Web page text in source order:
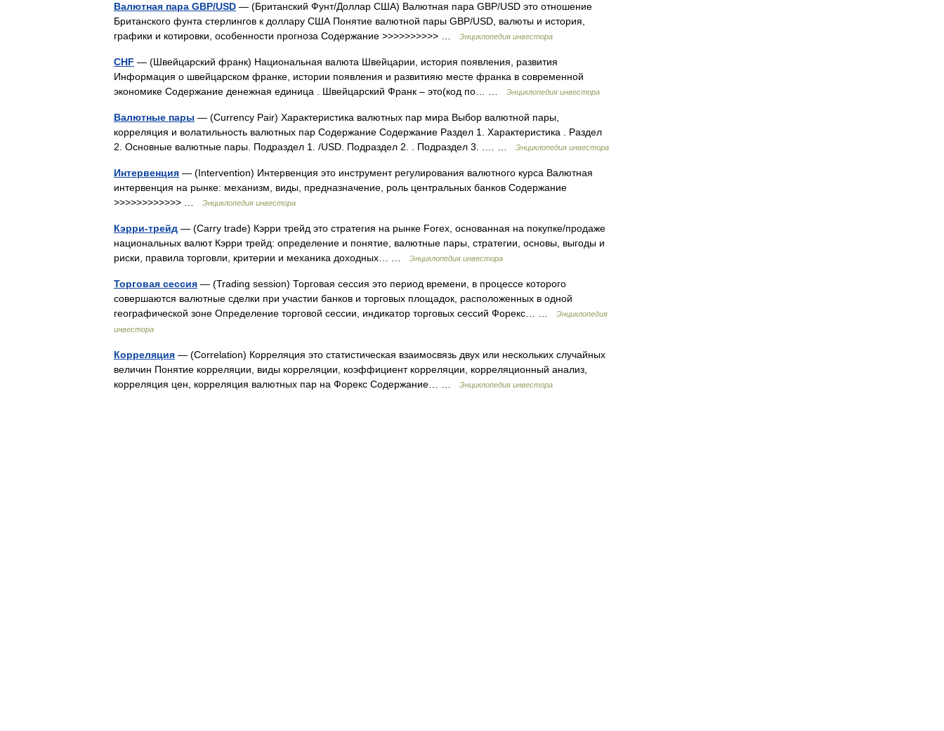
Валютная пара GBP/USD — (Британский Фунт/Доллар США) Валютная пара GBP/USD это отношение
Британского фунта стерлингов к доллару США Понятие валютной пары GBP/USD, валюты и история,
графики и котировки, особенности прогноза Содержание >>>>>>>>>> …
Энциклопедия инвестора
CHF — (Швейцарский франк) Национальная валюта Швейцарии, история появления, развития
Информация о швейцарском франке, истории появления и развитияю месте франка в современной
экономике Содержание денежная единица . Швейцарский Франк – это(код по… …
Энциклопедия инвестора
Валютные пары — (Currency Pair) Характеристика валютных пар мира Выбор валютной пары,
корреляция и волатильность валютных пар Содержание Содержание Раздел 1. Характеристика . Раздел
2. Основные валютные пары. Подраздел 1. /USD. Подраздел 2. . Подраздел 3. .… …
Энциклопедия инвестора
Интервенция — (Intervention) Интервенция это инструмент регулирования валютного курса Валютная
интервенция на рынке: механизм, виды, предназначение, роль центральных банков Содержание
>>>>>>>>>>>> …
Энциклопедия инвестора
Кэрри-трейд — (Carry trade) Кэрри трейд это стратегия на рынке Forex, основанная на покупке/продаже
национальных валют Кэрри трейд: определение и понятие, валютные пары, стратегии, основы, выгоды и
риски, правила торговли, критерии и механика доходных… …
Энциклопедия инвестора
Торговая сессия — (Trading session) Торговая сессия это период времени, в процессе которого
совершаются валютные сделки при участии банков и торговых площадок, расположенных в одной
географической зоне Определение торговой сессии, индикатор торговых сессий Форекс… …
Энциклопедия
инвестора
Корреляция — (Correlation) Корреляция это статистическая взаимосвязь двух или нескольких случайных
величин Понятие корреляции, виды корреляции, коэффициент корреляции, корреляционный анализ,
корреляция цен, корреляция валютных пар на Форекс Содержание… …
Энциклопедия инвестора